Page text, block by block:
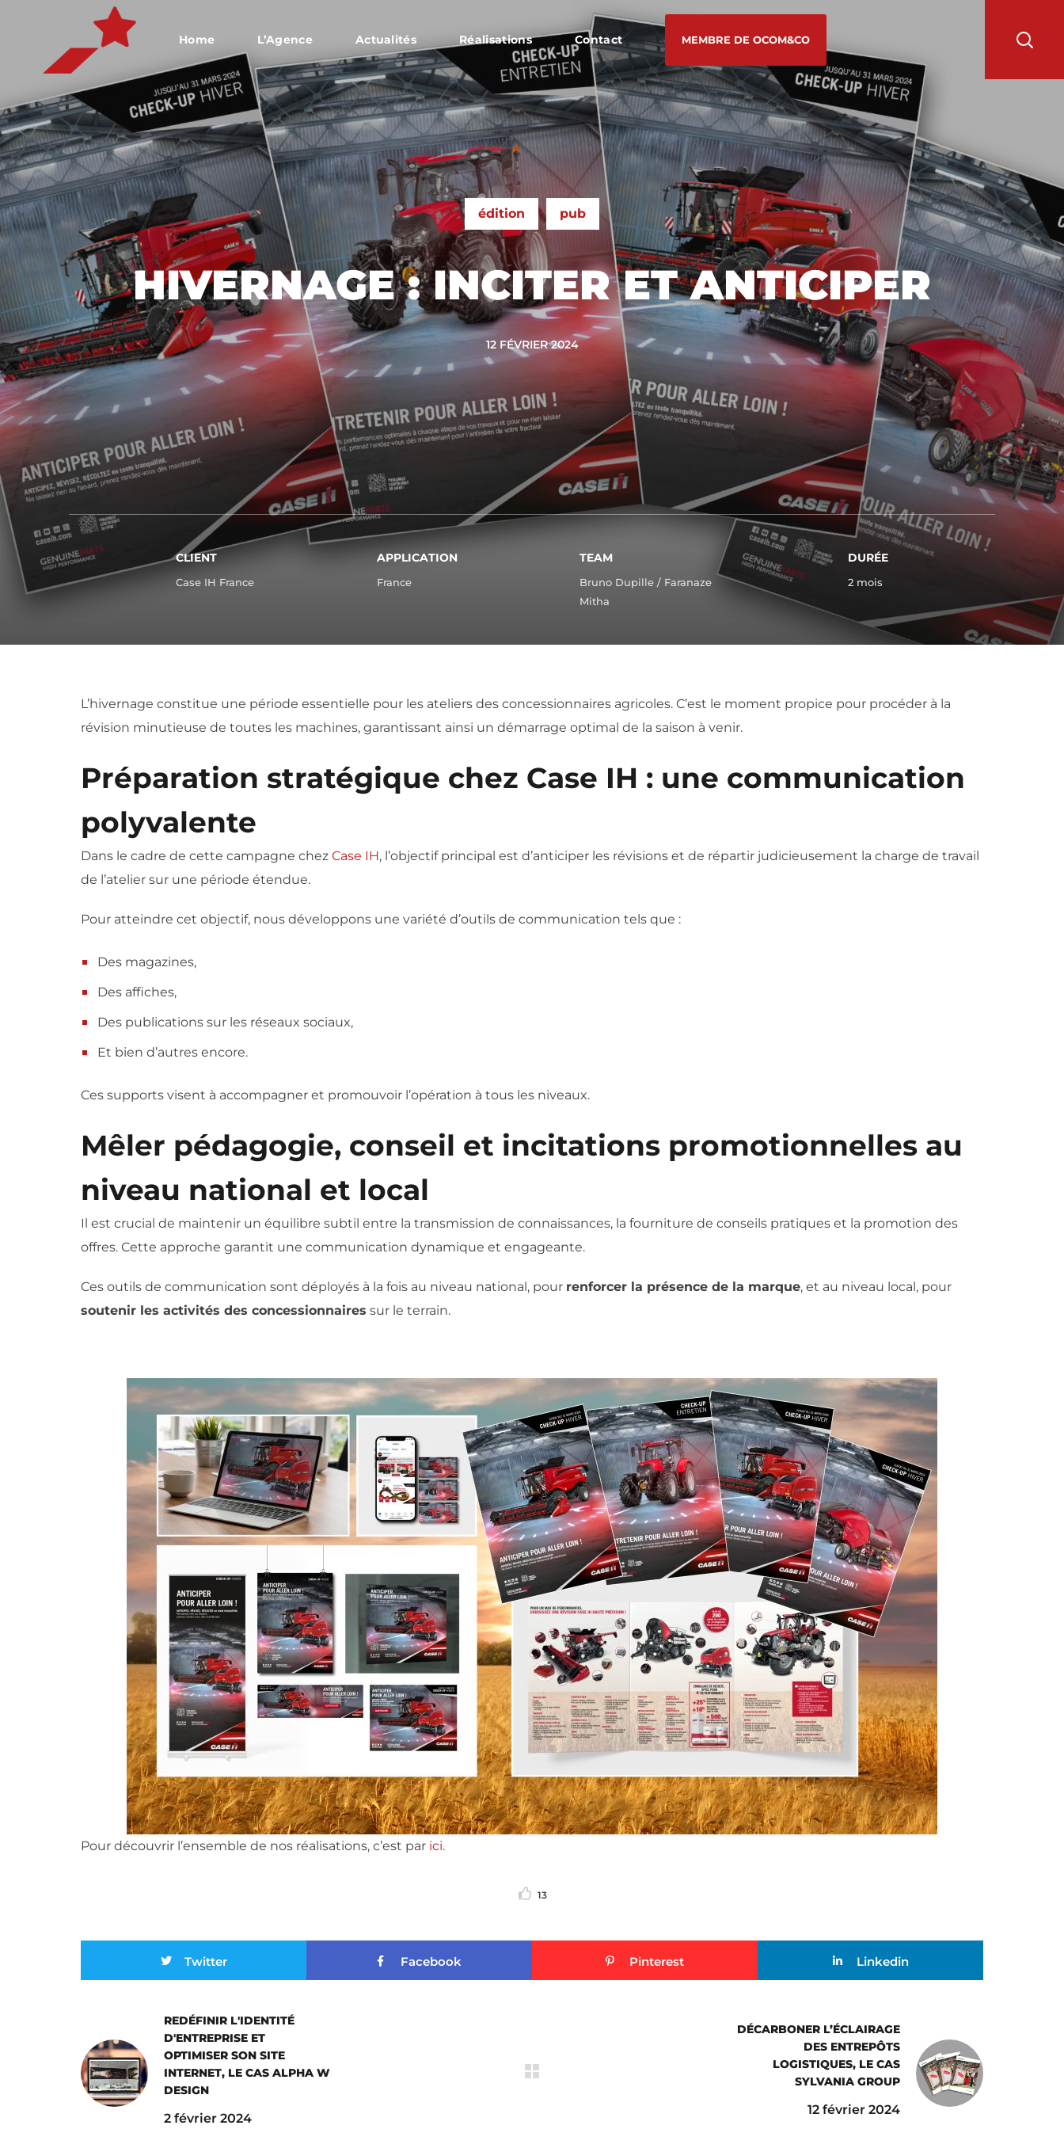
Home L’Agence Actualités Réalisations Contact MEMBRE DE OCOM&CO
édition pub
HIVERNAGE : INCITER ET ANTICIPER
12 FÉVRIER 2024
CLIENT
Case IH France
APPLICATION
France
TEAM
Bruno Dupille / Faranaze
Mitha
DURÉE
2 mois
L’hivernage constitue une période essentielle pour les ateliers des concessionnaires agricoles. C’est le moment propice pour procéder à la
révision minutieuse de toutes les machines, garantissant ainsi un démarrage optimal de la saison à venir.
Préparation stratégique chez Case IH : une communication
polyvalente
Dans le cadre de cette campagne chez Case IH, l’objectif principal est d’anticiper les révisions et de répartir judicieusement la charge de travail
de l’atelier sur une période étendue.
Pour atteindre cet objectif, nous développons une variété d’outils de communication tels que :
Des magazines,
Des affiches,
Des publications sur les réseaux sociaux,
Et bien d’autres encore.
Ces supports visent à accompagner et promouvoir l’opération à tous les niveaux.
Mêler pédagogie, conseil et incitations promotionnelles au
niveau national et local
Il est crucial de maintenir un équilibre subtil entre la transmission de connaissances, la fourniture de conseils pratiques et la promotion des
offres. Cette approche garantit une communication dynamique et engageante.
Ces outils de communication sont déployés à la fois au niveau national, pour renforcer la présence de la marque, et au niveau local, pour
soutenir les activités des concessionnaires sur le terrain.
Pour découvrir l’ensemble de nos réalisations, c’est par ici.
13
Twitter Facebook Pinterest Linkedin
REDÉFINIR L'IDENTITÉ
D'ENTREPRISE ET
OPTIMISER SON SITE
INTERNET, LE CAS ALPHA W
DESIGN
2 février 2024
DÉCARBONER L’ÉCLAIRAGE
DES ENTREPÔTS
LOGISTIQUES, LE CAS
SYLVANIA GROUP
12 février 2024